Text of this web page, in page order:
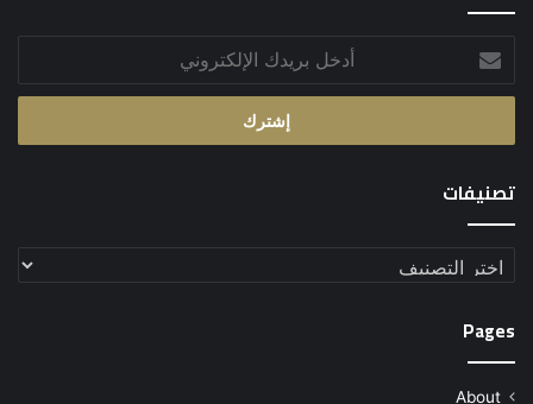
بريدك
الإلكتروني
تصنيفات
تصنيفات
Pages
About